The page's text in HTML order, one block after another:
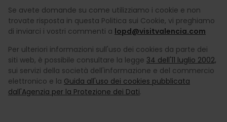
Se avete domande su come utilizziamo i cookie e non
trovate risposta in questa Politica sui Cookie, vi preghiamo
di inviarci i vostri commenti a lopd@visitvalencia.com
Per ulteriori informazioni sull'uso dei cookies da parte dei
siti web, è possibile consultare la legge 34 dell'11 luglio 2002,
sui servizi della società dell'informazione e del commercio
elettronico e la Guida all'uso dei cookies pubblicata
dall'Agenzia per la Protezione dei Dati.